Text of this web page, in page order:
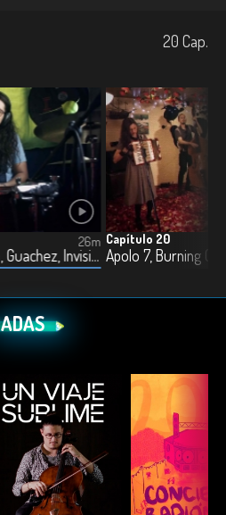
20 Cap.
Armenia, Grabado en casa, Guachez, Invisibles y Tubará
26m Capítulo 20